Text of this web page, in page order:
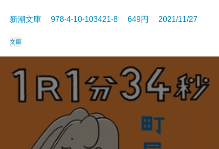
新潮文庫 978-4-10-103421-8 649円 2021/11/27
文庫